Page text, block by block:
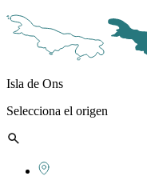
Isla de Ons
Selecciona el origen